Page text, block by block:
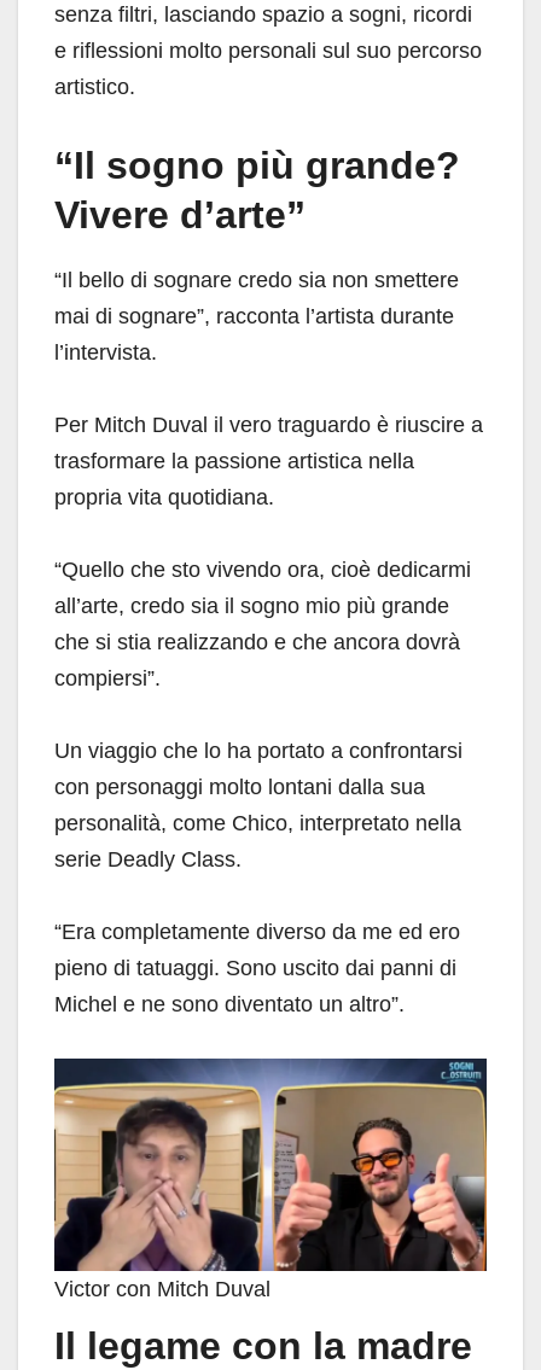
senza filtri, lasciando spazio a sogni, ricordi
e riflessioni molto personali sul suo percorso
artistico.
“Il sogno più grande?
Vivere d’arte”
“Il bello di sognare credo sia non smettere
mai di sognare”, racconta l’artista durante
l’intervista.
Per Mitch Duval il vero traguardo è riuscire a
trasformare la passione artistica nella
propria vita quotidiana.
“Quello che sto vivendo ora, cioè dedicarmi
all’arte, credo sia il sogno mio più grande
che si stia realizzando e che ancora dovrà
compiersi”.
Un viaggio che lo ha portato a confrontarsi
con personaggi molto lontani dalla sua
personalità, come Chico, interpretato nella
serie Deadly Class.
“Era completamente diverso da me ed ero
pieno di tatuaggi. Sono uscito dai panni di
Michel e ne sono diventato un altro”.
Victor con Mitch Duval
Il legame con la madre